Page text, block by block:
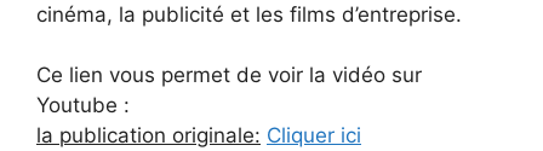
cinéma, la publicité et les films d’entreprise.
Ce lien vous permet de voir la vidéo sur
Youtube :
la publication originale: Cliquer ici